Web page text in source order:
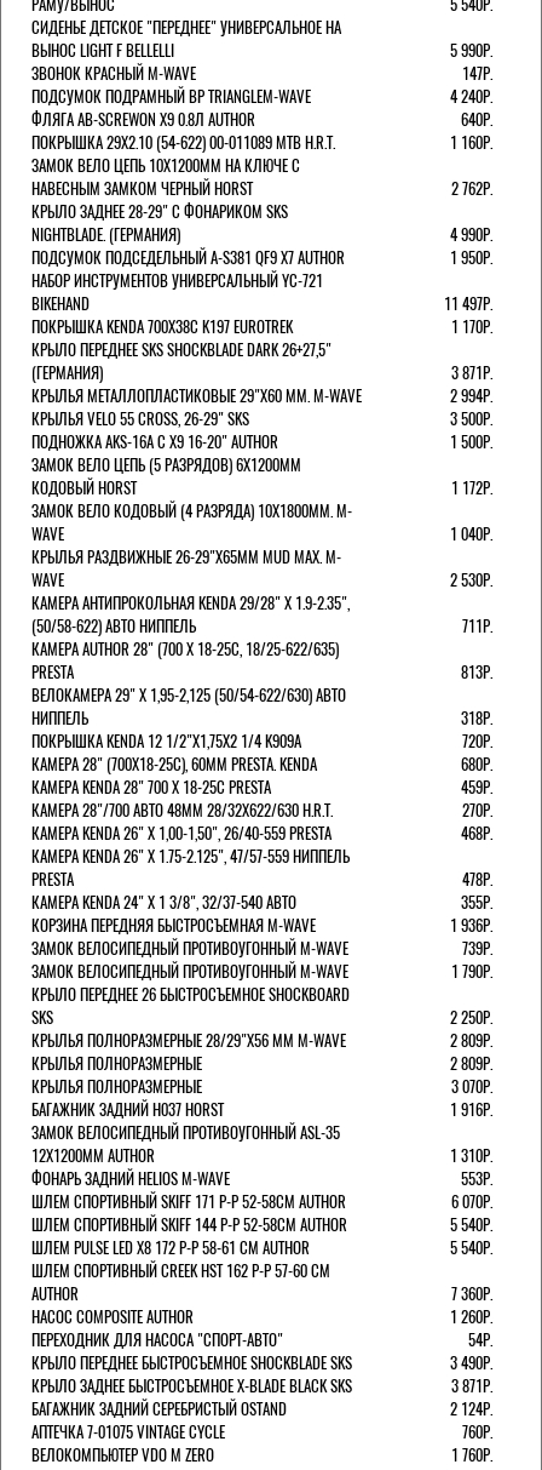
СИДЕНЬЕ ДЕТСКОЕ "ПЕРЕДНЕЕ" УНИВЕРСАЛЬНОЕ НА
ВЫНОС LIGHT F BELLELLI
5 990Р.
ЗВОНОК КРАСНЫЙ M-WAVE
147Р.
ПОДСУМОК ПОДРАМНЫЙ BP TRIANGLEM-WAVE
4 240Р.
ФЛЯГА AB-SCREWON X9 0.8Л AUTHOR
640Р.
ПОКРЫШКА 29X2.10 (54-622) 00-011089 MTB H.R.T.
1 160Р.
ЗАМОК ВЕЛО ЦЕПЬ 10Х1200ММ НА КЛЮЧЕ С
НАВЕСНЫМ ЗАМКОМ ЧЕРНЫЙ HORST
2 762Р.
КРЫЛО ЗАДНЕЕ 28-29" С ФОНАРИКОМ SKS
NIGHTBLADE. (ГЕРМАНИЯ)
4 990Р.
ПОДСУМОК ПОДСЕДЕЛЬНЫЙ A-S381 QF9 X7 AUTHOR
1 950Р.
НАБОР ИНСТРУМЕНТОВ УНИВЕРСАЛЬНЫЙ YC-721
BIKEHAND
11 497Р.
ПОКРЫШКА KENDA 700Х38С K197 EUROTREK
1 170Р.
КРЫЛО ПЕРЕДНЕЕ SKS SHOCKBLADE DARK 26+27,5"
(ГЕРМАНИЯ)
3 871Р.
КРЫЛЬЯ МЕТАЛЛОПЛАСТИКОВЫЕ 29"Х60 ММ. M-WAVE
2 994Р.
КРЫЛЬЯ VELO 55 CROSS, 26-29" SKS
3 500Р.
ПОДНОЖКА AKS-16A C X9 16-20" AUTHOR
1 500Р.
ЗАМОК ВЕЛО ЦЕПЬ (5 РАЗРЯДОВ) 6Х1200ММ
КОДОВЫЙ HORST
1 172Р.
ЗАМОК ВЕЛО КОДОВЫЙ (4 РАЗРЯДА) 10Х1800ММ. M-
WAVE
1 040Р.
КРЫЛЬЯ РАЗДВИЖНЫЕ 26-29"Х65ММ MUD MAX. M-
WAVE
2 530Р.
КАМЕРА АНТИПРОКОЛЬНАЯ KENDA 29/28" Х 1.9-2.35",
(50/58-622) АВТО НИППЕЛЬ
711Р.
КАМЕРА AUTHOR 28" (700 Х 18-25С, 18/25-622/635)
PRESTA
813Р.
ВЕЛОКАМЕРА 29" X 1,95-2,125 (50/54-622/630) АВТО
НИППЕЛЬ
318Р.
ПОКРЫШКА KENDA 12 1/2"Х1,75X2 1/4 K909A
720Р.
КАМЕРА 28" (700Х18-25С), 60ММ PRESTA. KENDA
680Р.
КАМЕРА KENDA 28" 700 Х 18-25С PRESTA
459Р.
КАМЕРА 28"/700 АВТО 48ММ 28/32Х622/630 H.R.T.
270Р.
КАМЕРА KENDA 26" Х 1,00-1,50", 26/40-559 PRESTA
468Р.
КАМЕРА KENDA 26" Х 1.75-2.125", 47/57-559 НИППЕЛЬ
PRESTA
478Р.
КАМЕРА KENDA 24" Х 1 3/8", 32/37-540 АВТО
355Р.
КОРЗИНА ПЕРЕДНЯЯ БЫСТРОСЪЕМНАЯ M-WAVE
1 936Р.
ЗАМОК ВЕЛОСИПЕДНЫЙ ПРОТИВОУГОННЫЙ M-WAVE
739Р.
ЗАМОК ВЕЛОСИПЕДНЫЙ ПРОТИВОУГОННЫЙ M-WAVE
1 790Р.
КРЫЛО ПЕРЕДНЕЕ 26 БЫСТРОСЪЕМНОЕ SHOCKBOARD
SKS
2 250Р.
КРЫЛЬЯ ПОЛНОРАЗМЕРНЫЕ 28/29"Х56 ММ M-WAVE
2 809Р.
КРЫЛЬЯ ПОЛНОРАЗМЕРНЫЕ
2 809Р.
КРЫЛЬЯ ПОЛНОРАЗМЕРНЫЕ
3 070Р.
БАГАЖНИК ЗАДНИЙ H037 HORST
1 916Р.
ЗАМОК ВЕЛОСИПЕДНЫЙ ПРОТИВОУГОННЫЙ ASL-35
12Х1200ММ AUTHOR
1 310Р.
ФОНАРЬ ЗАДНИЙ HELIOS M-WAVE
553Р.
ШЛЕМ СПОРТИВНЫЙ SKIFF 171 Р-Р 52-58СМ AUTHOR
6 070Р.
ШЛЕМ СПОРТИВНЫЙ SKIFF 144 Р-Р 52-58СМ AUTHOR
5 540Р.
ШЛЕМ PULSE LED X8 172 Р-Р 58-61 СМ AUTHOR
5 540Р.
ШЛЕМ СПОРТИВНЫЙ CREEK HST 162 Р-Р 57-60 СМ
AUTHOR
7 360Р.
НАСОС COMPOSITE AUTHOR
1 260Р.
ПЕРЕХОДНИК ДЛЯ НАСОСА "СПОРТ-АВТО"
54Р.
КРЫЛО ПЕРЕДНЕЕ БЫСТРОСЪЕМНОЕ SHOCKBLADE SKS
3 490Р.
КРЫЛО ЗАДНЕЕ БЫСТРОСЪЕМНОЕ X-BLADE BLACK SKS
3 871Р.
БАГАЖНИК ЗАДНИЙ СЕРЕБРИСТЫЙ OSTAND
2 124Р.
АПТЕЧКА 7-01075 VINTAGE CYCLE
760Р.
ВЕЛОКОМПЬЮТЕР VDO M ZERO
1 760Р.